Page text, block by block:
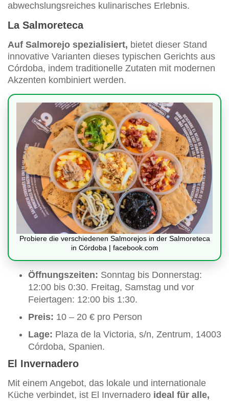
abwechslungsreiches kulinarisches Erlebnis.
La Salmoreteca
Auf Salmorejo spezialisiert, bietet dieser Stand
innovative Varianten dieses typischen Gerichts aus
Córdoba, indem traditionelle Zutaten mit modernen
Akzenten kombiniert werden.
Probiere die verschiedenen Salmorejos in der Salmoreteca
in Córdoba | facebook.com
Öffnungszeiten: Sonntag bis Donnerstag:
12:00 bis 0:30. Freitag, Samstag und vor
Feiertagen: 12:00 bis 1:30.
Preis: 10 – 20 € pro Person
Lage: Plaza de la Victoria, s/n, Zentrum, 14003
Córdoba, Spanien.
El Invernadero
Mit einem Angebot, das lokale und internationale
Küche verbindet, ist El Invernadero ideal für alle,